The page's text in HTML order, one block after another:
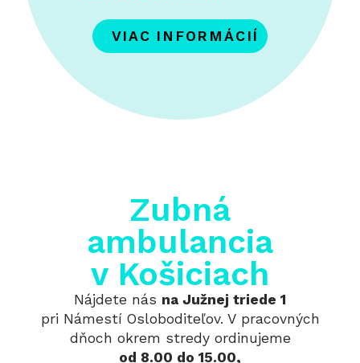
VIAC INFORMÁCIÍ
Zubná
ambulancia
v Košiciach
Nájdete nás na Južnej triede 1
pri Námestí Osloboditeľov. V pracovných
dňoch okrem stredy ordinujeme
od 8.00 do 15.00,